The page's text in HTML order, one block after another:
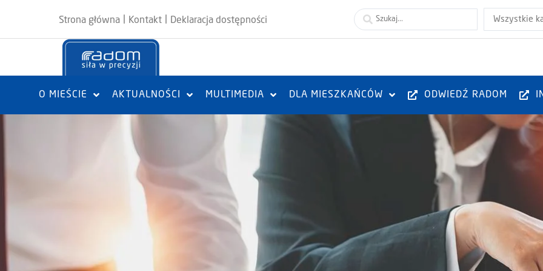
Strona główna Kontakt Deklaracja dostępności Wszystkie
O MIEŚCIE AKTUALNOŚCI MULTIMEDIA DLA MIESZKAŃCÓW ODWIEDŹ RADOM